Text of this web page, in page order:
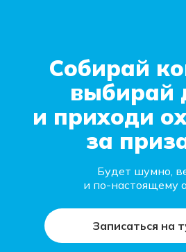
Собирай
выбирай
и приходи
за
Будет шумно,
и по-настоящему
Записаться на